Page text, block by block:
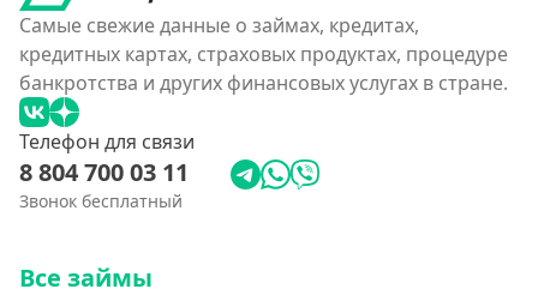
Самые свежие данные о займах, кредитах,
кредитных картах, страховых продуктах, процедуре
банкротства и других финансовых услугах в стране.
Телефон для связи
8 804 700 03 11
Звонок бесплатный
Все займы